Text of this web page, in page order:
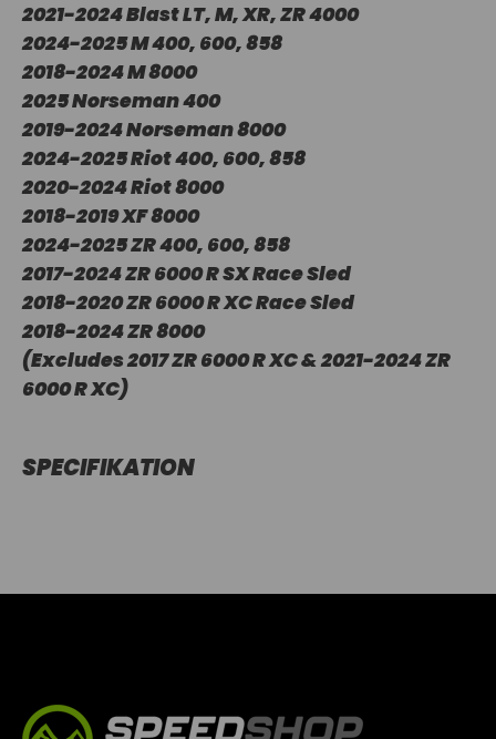
2021-2024 Blast LT, M, XR, ZR 4000
2024-2025 M 400, 600, 858
2018-2024 M 8000
2025 Norseman 400
2019-2024 Norseman 8000
2024-2025 Riot 400, 600, 858
2020-2024 Riot 8000
2018-2019 XF 8000
2024-2025 ZR 400, 600, 858
2017-2024 ZR 6000 R SX Race Sled
2018-2020 ZR 6000 R XC Race Sled
2018-2024 ZR 8000
(Excludes 2017 ZR 6000 R XC & 2021-2024 ZR
6000 R XC)
SPECIFIKATION